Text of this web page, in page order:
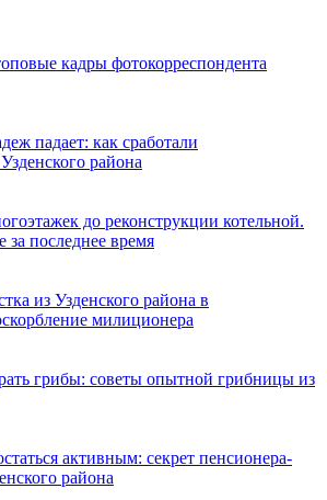
кадры фотокорреспондента
падает: как сработали
района
до реконструкции котельной.
за последнее время
из Узденского района в
милиционера
грибы: советы опытной грибницы из
активным: секрет пенсионера-
района